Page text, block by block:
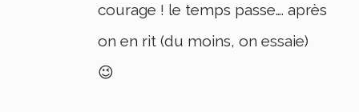
courage ! le temps passe…. après
on en rit (du moins, on essaie)
😉